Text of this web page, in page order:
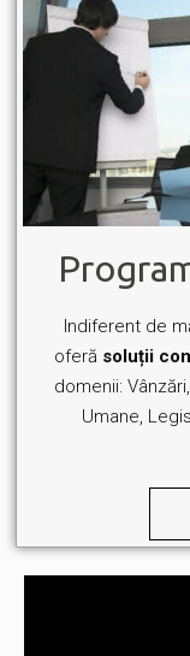
Indiferent de
oferă soluții
domenii:
Umane,